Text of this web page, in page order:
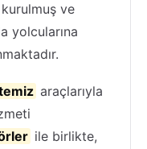
kurulmuş ve
yolcularına
araçlarıyla
ile birlikte,